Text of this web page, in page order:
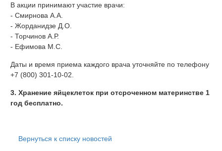
В акции принимают участие врачи:
- Смирнова А.А.
- Жорданидзе Д.О.
- Торчинов А.Р.
- Ефимова М.С.
Даты и время приема каждого врача уточняйте по телефону
+7 (800) 301-10-02.
3. Хранение яйцеклеток при отсроченном материнстве 1
год бесплатно.
Вернуться к списку новостей